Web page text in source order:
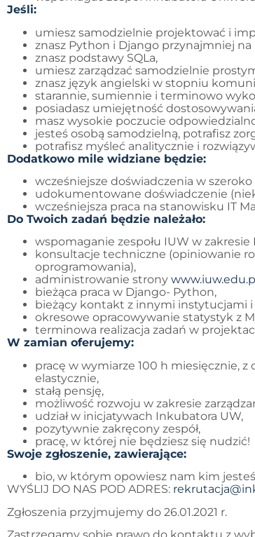
Jeśli:
umiesz samodzielnie projektować i
znasz Python i Django przynajmniej
znasz podstawy SQLa,
umiesz zarządzać samodzielnie
znasz język angielski w stopniu
starannie, sumiennie i terminowo
posiadasz umiejętność
masz wysokie poczucie
jesteś osobą samodzielną, potrafisz
potrafisz myśleć analitycznie i
Dodatkowo mile widziane będzie:
wcześniejsze doświadczenia w
udokumentowane doświadczenie
wcześniejsza praca na stanowisku IT
Do Twoich zadań będzie należało:
wspomaganie zespołu IUW w zakresie
konsultacje techniczne (opiniowanie
oprogramowania),
administrowanie strony www.iuw.edu.pl
bieżąca praca w Django- Python,
bieżący kontakt z innymi instytucjami i
okresowe opracowywanie statystyk z
terminowa realizacja zadań w
W zamian oferujemy:
pracę w wymiarze 100 h miesięcznie, z
elastycznie,
stałą pensję,
możliwość rozwoju w zakresie
udział w inicjatywach Inkubatora UW,
pozytywnie zakręcony zespół,
pracę, w której nie będziesz się nudzić!
Swoje zgłoszenie, zawierające:
bio, w którym opowiesz nam kim
WYŚLIJ DO NAS POD ADRES:
Zgłoszenia przyjmujemy do 26.01.2021 r.